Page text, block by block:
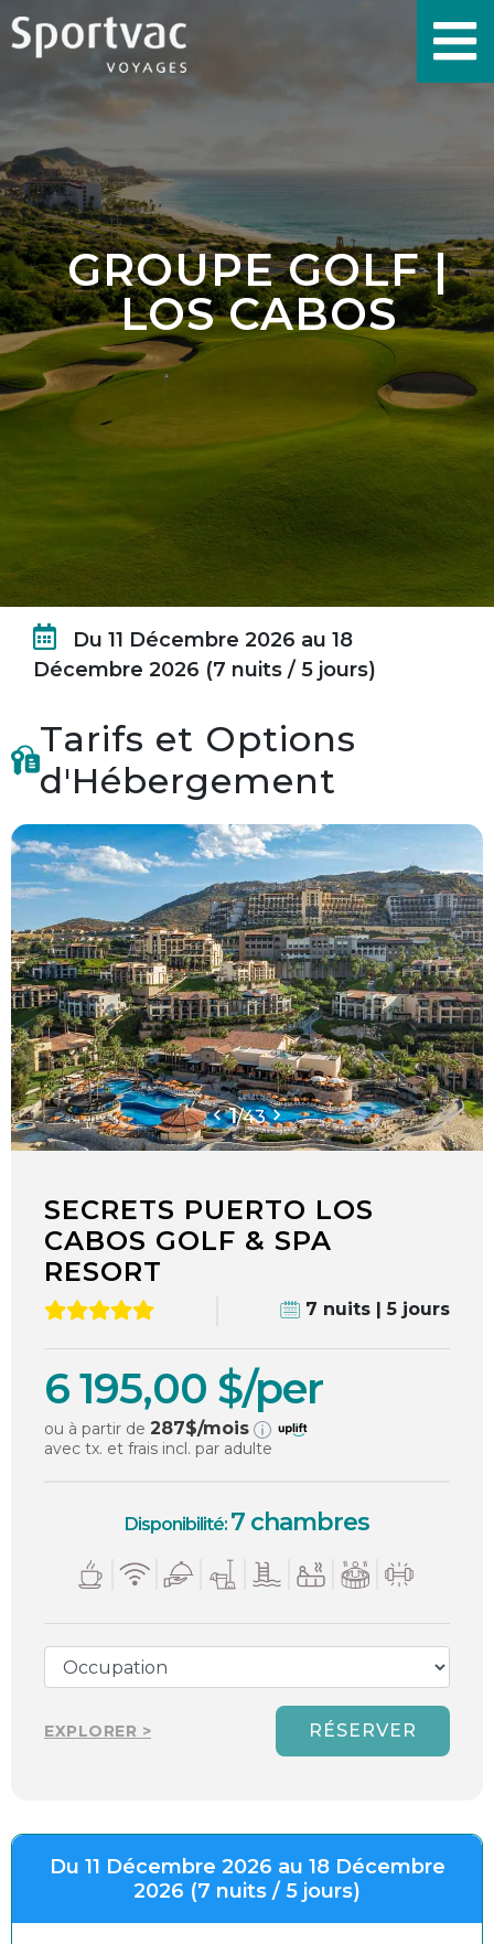
GROUPE GOLF |
LOS CABOS
Du 11 Décembre 2026 au 18
Décembre 2026 (7 nuits / 5 jours)
Tarifs et Options
d'Hébergement
1/43
SECRETS PUERTO LOS
CABOS GOLF & SPA
RESORT
7 nuits | 5 jours
6 195,00 $/per
ou à partir de 287$/mois
avec tx. et frais incl. par adulte
Disponibilité: 7 chambres
EXPLORER > RÉSERVER
Du 11 Décembre 2026 au 18 Décembre
2026 (7 nuits / 5 jours)